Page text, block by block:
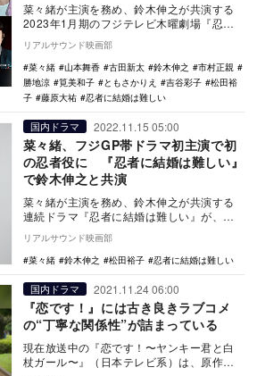
菜々緒が主演を務め、鈴木伸之が共演する
2023年1月期のフジテレビ木曜劇場『忍者
に結婚は難しい』の追加キャストとして、
勝地涼、山…
リアルサウンド映画部
菜々緒
山本舞香 古田新太 鈴木伸之
市村正親
勝地涼
筧美和子 ともさかりえ 吉谷彩子
松田裕
子
藤原大祐 忍者に結婚は難しい
国内ドラマ 2022.11.15 05:00
菜々緒、フジGP帯ドラマ初主演で初
の忍者役に 『忍者に結婚は難しい』
で鈴木伸之と共演
菜々緒が主演を務め、鈴木伸之が共演する
連続ドラマ『忍者に結婚は難しい』が、
2023年1月機のフジテレビ木曜劇場枠で放
送されること…
リアルサウンド映画部
菜々緒
鈴木伸之 松田裕子 忍者に結婚は難しい
国内ドラマ 2021.11.24 06:00
『恋です！』には古き良きラブコメ
の“丁寧な関係性”が詰まっている
現在放送中の『恋です！〜ヤンキー君と白
杖ガール〜』（日本テレビ系）は、原作に